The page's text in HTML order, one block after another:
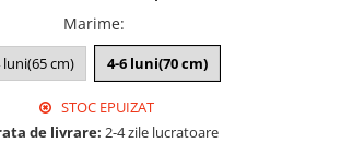
Marime:
luni(65 cm) 4-6 luni(70 cm)
STOC EPUIZAT
de livrare: 2-4 zile lucratoare